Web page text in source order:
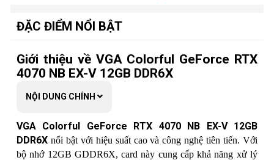
đa
PCB Form ATX
ĐẶC ĐIỂM NỔI BẬT
Giới thiệu về VGA Colorful GeForce RTX
4070 NB EX-V 12GB DDR6X
NỘI DUNG CHÍNH
VGA Colorful GeForce RTX 4070 NB EX-V 12GB
DDR6X nổi bật với hiệu suất cao và công nghệ tiên tiến. Với
bộ nhớ 12GB GDDR6X, card này cung cấp khả năng xử lý